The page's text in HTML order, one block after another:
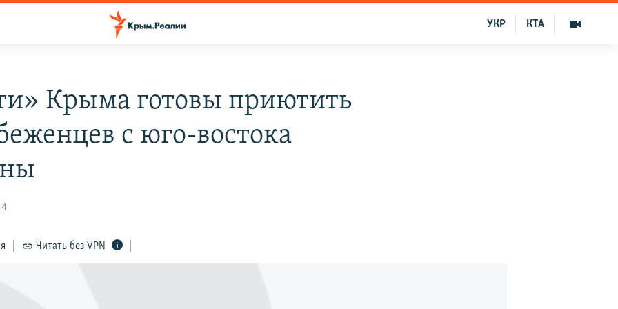
КТА
УКР
Крыма готовы приютить
с юго-востока
Читать без VPN